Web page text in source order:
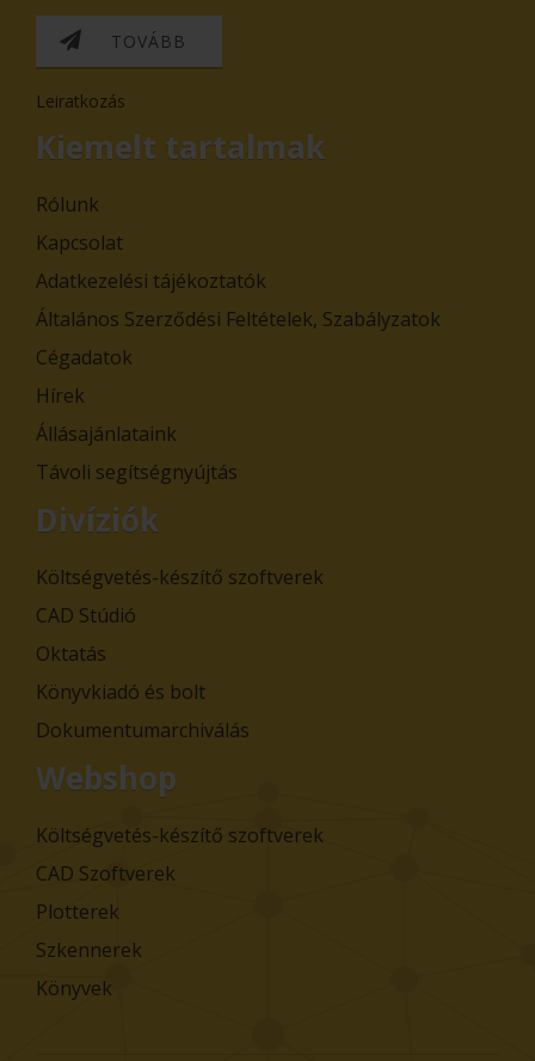
TOVÁBB
Leiratkozás
Kiemelt tartalmak
Rólunk
Kapcsolat
Adatkezelési tájékoztatók
Általános Szerződési Feltételek, Szabályzatok
Cégadatok
Hírek
Állásajánlataink
Távoli segítségnyújtás
Divíziók
Költségvetés-készítő szoftverek
CAD Stúdió
Oktatás
Könyvkiadó és bolt
Dokumentumarchiválás
Webshop
Költségvetés-készítő szoftverek
CAD Szoftverek
Plotterek
Szkennerek
Könyvek